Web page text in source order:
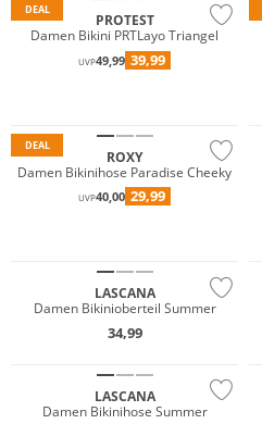
DEAL
PROTEST
Damen Bikini PRTLayo Triangel
UVP49,99 39,99
DEAL
ROXY
Damen Bikinihose Paradise Cheeky
UVP40,00 29,99
LASCANA
Damen Bikinioberteil Summer
34,99
LASCANA
Damen Bikinihose Summer